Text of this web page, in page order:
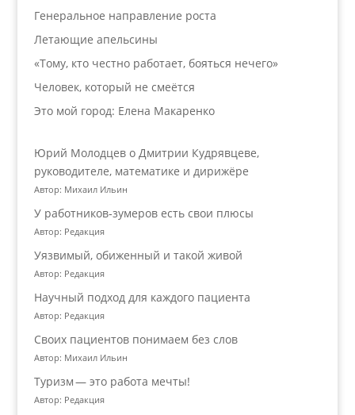
Генеральное направление роста
Летающие апельсины
«Тому, кто честно работает, бояться нечего»
Человек, который не смеётся
Это мой город: Елена Макаренко
Юрий Молодцев о Дмитрии Кудрявцеве,
руководителе, математике и дирижёре
Автор: Михаил Ильин
У работников‑зумеров есть свои плюсы
Автор: Редакция
Уязвимый, обиженный и такой живой
Автор: Редакция
Научный подход для каждого пациента
Автор: Редакция
Своих пациентов понимаем без слов
Автор: Михаил Ильин
Туризм — это работа мечты!
Автор: Редакция